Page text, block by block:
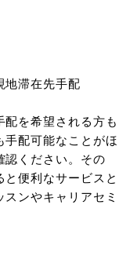
滞在先手配
配を希望される方も
手配可能なことがほ
認ください。その
便利なサービスと
ンやキャリアセミ